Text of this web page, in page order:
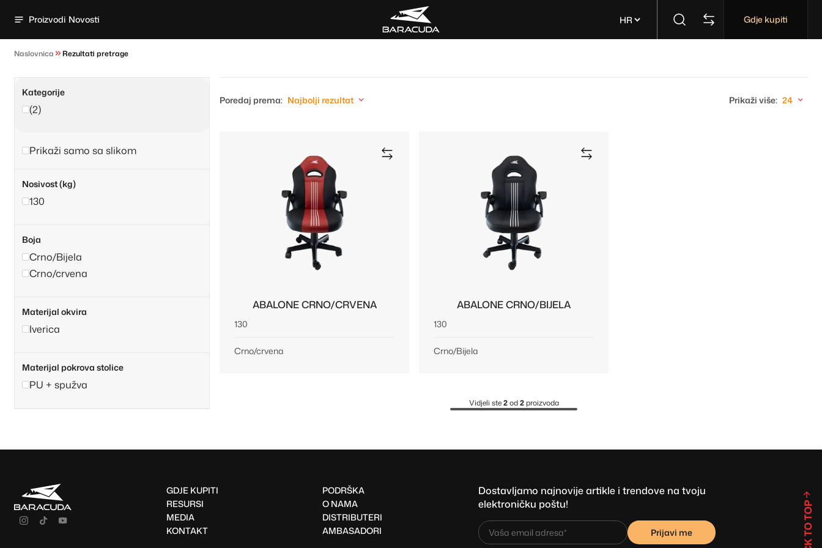
Proizvodi Novosti Gdje kupiti
Naslovnica Rezultati pretrage
Kategorije
(2)
Prikaži samo sa slikom
Nosivost (kg)
130
Boja
Crno/Bijela
Crno/crvena
Materijal okvira
Iverica
Materijal pokrova stolice
PU + spužva
Poredaj prema: Najbolji rezultat Prikaži više: 24
ABALONE CRNO/CRVENA
130
Crno/crvena
ABALONE CRNO/BIJELA
130
Crno/Bijela
Vidjeli ste2od2proizvoda
GDJE KUPITI
RESURSI
MEDIA
KONTAKT
PODRŠKA
O NAMA
DISTRIBUTERI
AMBASADORI
Dostavljamo najnovije artikle i trendove na tvoju
elektroničku poštu!
Prijavi me BACK TO TOP